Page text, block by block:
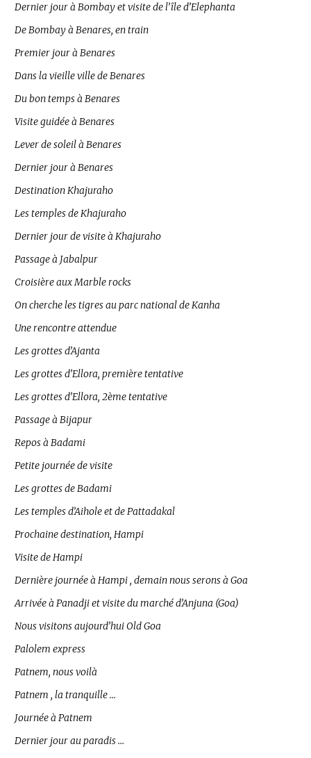
Dernier jour à Bombay et visite de l’île d’Elephanta
De Bombay à Benares, en train
Premier jour à Benares
Dans la vieille ville de Benares
Du bon temps à Benares
Visite guidée à Benares
Lever de soleil à Benares
Dernier jour à Benares
Destination Khajuraho
Les temples de Khajuraho
Dernier jour de visite à Khajuraho
Passage à Jabalpur
Croisière aux Marble rocks
On cherche les tigres au parc national de Kanha
Une rencontre attendue
Les grottes d’Ajanta
Les grottes d’Ellora, première tentative
Les grottes d’Ellora, 2ème tentative
Passage à Bijapur
Repos à Badami
Petite journée de visite
Les grottes de Badami
Les temples d’Aihole et de Pattadakal
Prochaine destination, Hampi
Visite de Hampi
Dernière journée à Hampi , demain nous serons à Goa
Arrivée à Panadji et visite du marché d’Anjuna (Goa)
Nous visitons aujourd’hui Old Goa
Palolem express
Patnem, nous voilà
Patnem , la tranquille …
Journée à Patnem
Dernier jour au paradis …